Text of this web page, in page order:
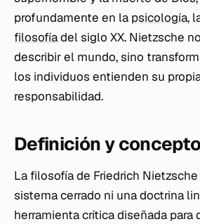
profundamente en la psicología,
filosofíadel siglo XX. Nietzsche
describir el mundo, sino
los individuos entienden su
responsabilidad.
Definición y concepto
La filosofía de Friedrich
sistema cerrado ni una doctrina
herramienta crítica diseñada para